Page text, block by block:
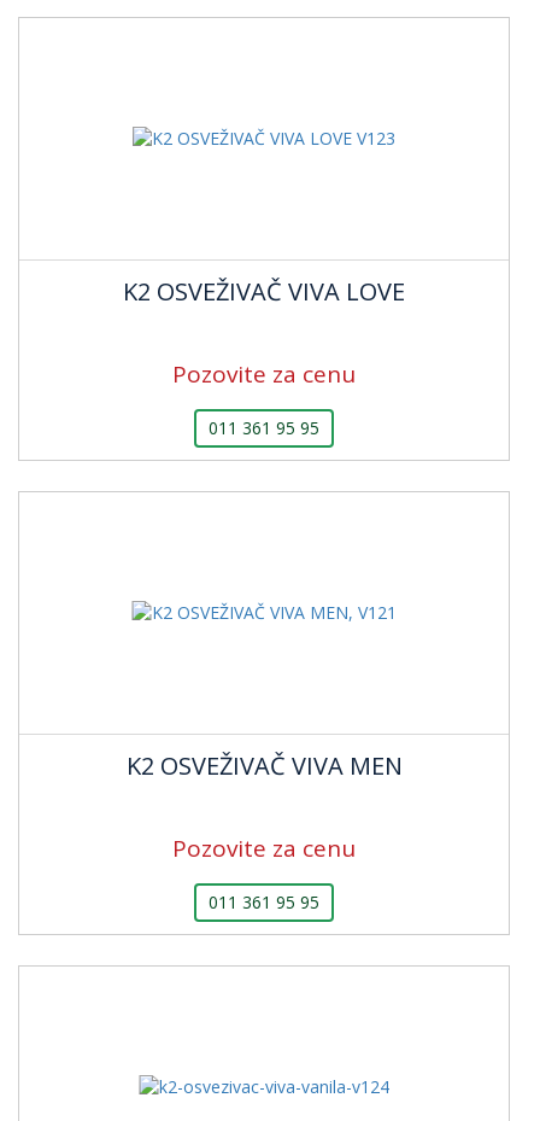
K2 OSVEŽIVAČ VIVA LOVE
Pozovite za cenu
011 361 95 95
K2 OSVEŽIVAČ VIVA MEN
Pozovite za cenu
011 361 95 95